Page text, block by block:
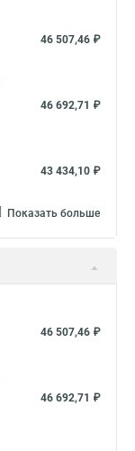
46 507,46 ₽
46 692,71 ₽
43 434,10 ₽
Показать больше
46 507,46 ₽
46 692,71 ₽